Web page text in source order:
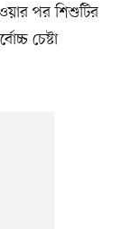
পর শিশুটির
চেষ্টা